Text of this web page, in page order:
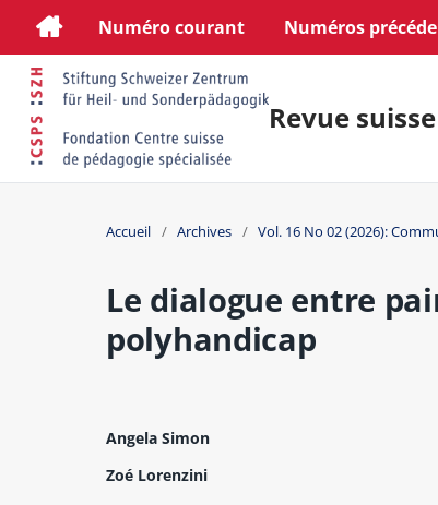
Numéro courant Numéros
Revue
Accueil / Archives / Vol. 16 No 02 (2026):
Le dialogue entre
polyhandicap
Angela Simon
Zoé Lorenzini